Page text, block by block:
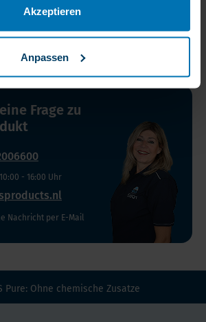
Akzeptieren
Anpassen
Nahrungsergänzungsmittel ist kein Ersatz für eine
Die Kapseln sollten in der
werden. Geschlossen, ohne Feuchtigkeit
aufbewahren.
Frage zu
- 16:00 Uhr
Nachricht per E-Mail
Pure: Ohne chemische Zusatze